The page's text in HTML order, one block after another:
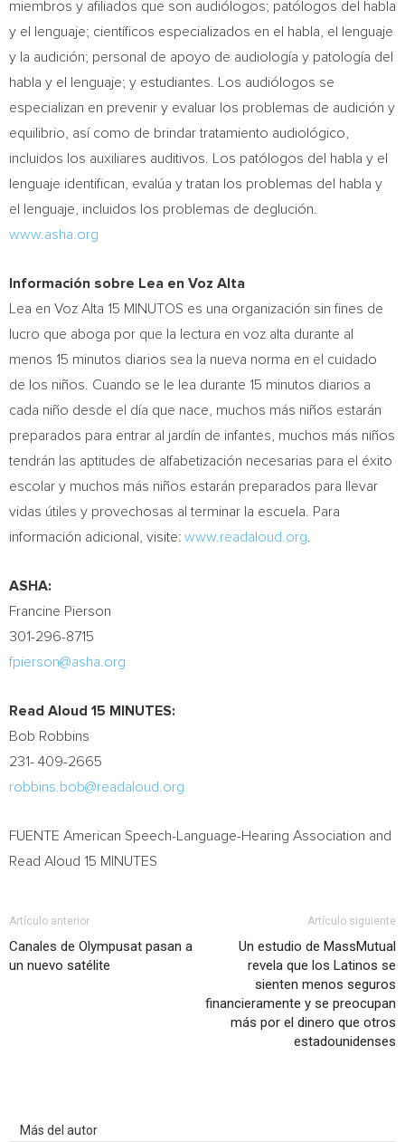
miembros y afiliados que son audiólogos; patólogos del habla
y el lenguaje; científicos especializados en el habla, el lenguaje
y la audición; personal de apoyo de audiología y patología del
habla y el lenguaje; y estudiantes. Los audiólogos se
especializan en prevenir y evaluar los problemas de audición y
equilibrio, así como de brindar tratamiento audiológico,
incluidos los auxiliares auditivos. Los patólogos del habla y el
lenguaje identifican, evalúa y tratan los problemas del habla y
el lenguaje, incluidos los problemas de deglución.
www.asha.org
Información sobre Lea en Voz Alta
Lea en Voz Alta 15 MINUTOS es una organización sin fines de
lucro que aboga por que la lectura en voz alta durante al
menos 15 minutos diarios sea la nueva norma en el cuidado
de los niños. Cuando se le lea durante 15 minutos diarios a
cada niño desde el día que nace, muchos más niños estarán
preparados para entrar al jardín de infantes, muchos más niños
tendrán las aptitudes de alfabetización necesarias para el éxito
escolar y muchos más niños estarán preparados para llevar
vidas útiles y provechosas al terminar la escuela. Para
información adicional, visite: www.readaloud.org
ASHA:
Francine Pierson
301-296-8715
fpierson@asha.org
Read Aloud 15 MINUTES:
Bob Robbins
231- 409-2665
robbins.bob@readaloud.org
FUENTE American Speech-Language-Hearing Association and
Read Aloud 15 MINUTES
Artículo anterior
Canales de Olympusat pasan a
un nuevo satélite
Artículo siguiente
Un estudio de MassMutual
revela que los Latinos se
sienten menos seguros
financieramente y se preocupan
más por el dinero que otros
estadounidenses
Más del autor